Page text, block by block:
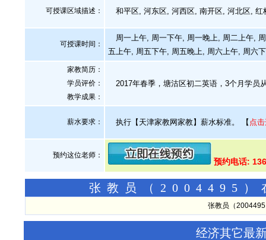
可授课区域描述： 和平区, 河东区, 河西区, 南开区, 河北区, 红
可授课时间：
周一上午, 周一下午, 周一晚上, 周二上午,
五上午, 周五下午, 周五晚上, 周六上午, 周六
家教简历：
学员评价：
教学成果：
2017年春季，塘沽区初二英语，3个月学员
薪水要求： 执行【天津家教网家教】薪水标准。 【 点
预约这位老师：
预约电话:
张教员（2004495）
张教员（
经济其它最